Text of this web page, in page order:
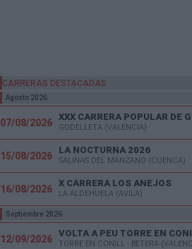
CARRERAS DESTACADAS
Agosto 2026
07/08/2026 GODELLETA (VALENCIA)
15/08/2026
LA NOCTURNA 2026
SALINAS DEL MANZANO (CUENCA)
16/08/2026
X CARRERA LOS ANEJOS
LA ALDEHUELA (AVILA)
Septiembre 2026
12/09/2026
VOLTA A PEU TORRE EN
TORRE EN CONILL - BETERA